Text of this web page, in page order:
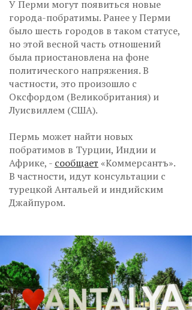
У Перми могут появиться новые
города-побратимы. Ранее у Перми
было шесть городов в таком статусе,
но этой весной часть отношений
была приостановлена на фоне
политического напряжения. В
частности, это произошло с
Оксфордом (Великобритания) и
Луисвиллем (США).
Пермь может найти новых
побратимов в Турции, Индии и
Африке, - сообщает «Коммерсантъ».
В частности, идут консультации с
турецкой Антальей и индийским
Джайпуром.